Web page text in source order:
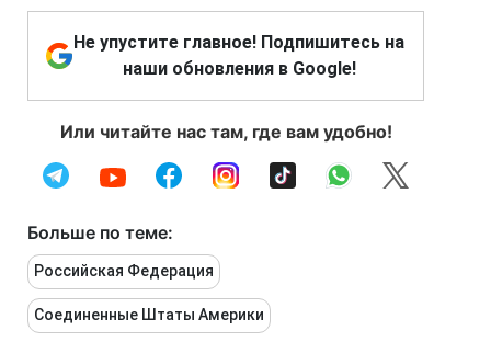
Не упустите главное! Подпишитесь на
наши обновления в Google!
Или читайте нас там, где вам удобно!
Больше по теме:
Российская Федерация
Соединенные Штаты Америки